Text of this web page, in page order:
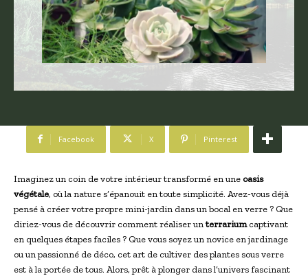
Facebook X Pinterest
Imaginez un coin de votre intérieur transformé en une oasis
végétale, où la nature s’épanouit en toute simplicité. Avez-vous déjà
pensé à créer votre propre mini-jardin dans un bocal en verre ? Que
diriez-vous de découvrir comment réaliser unterrariumcaptivant
en quelques étapes faciles ? Que vous soyez un novice en jardinage
ou un passionné de déco, cet art de cultiver des plantes sous verre
est à la portée de tous. Alors, prêt à plonger dans l’univers fascinant